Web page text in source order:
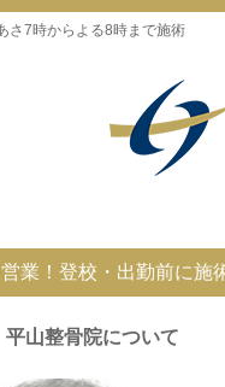
さ7時からよる8時まで施術
業！登校・出勤前に施
平山整骨院について